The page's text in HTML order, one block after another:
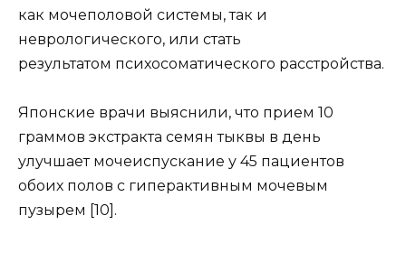
как мочеполовой системы, так и
неврологического, или стать
результатом психосоматического расстройства.
Японские врачи выяснили, что прием 10
граммов экстракта семян тыквы в день
улучшает мочеиспускание у 45 пациентов
обоих полов с гиперактивным мочевым
пузырем [10].